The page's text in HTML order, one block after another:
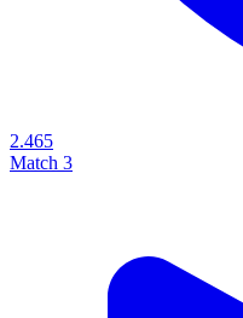
2.465
Match 3